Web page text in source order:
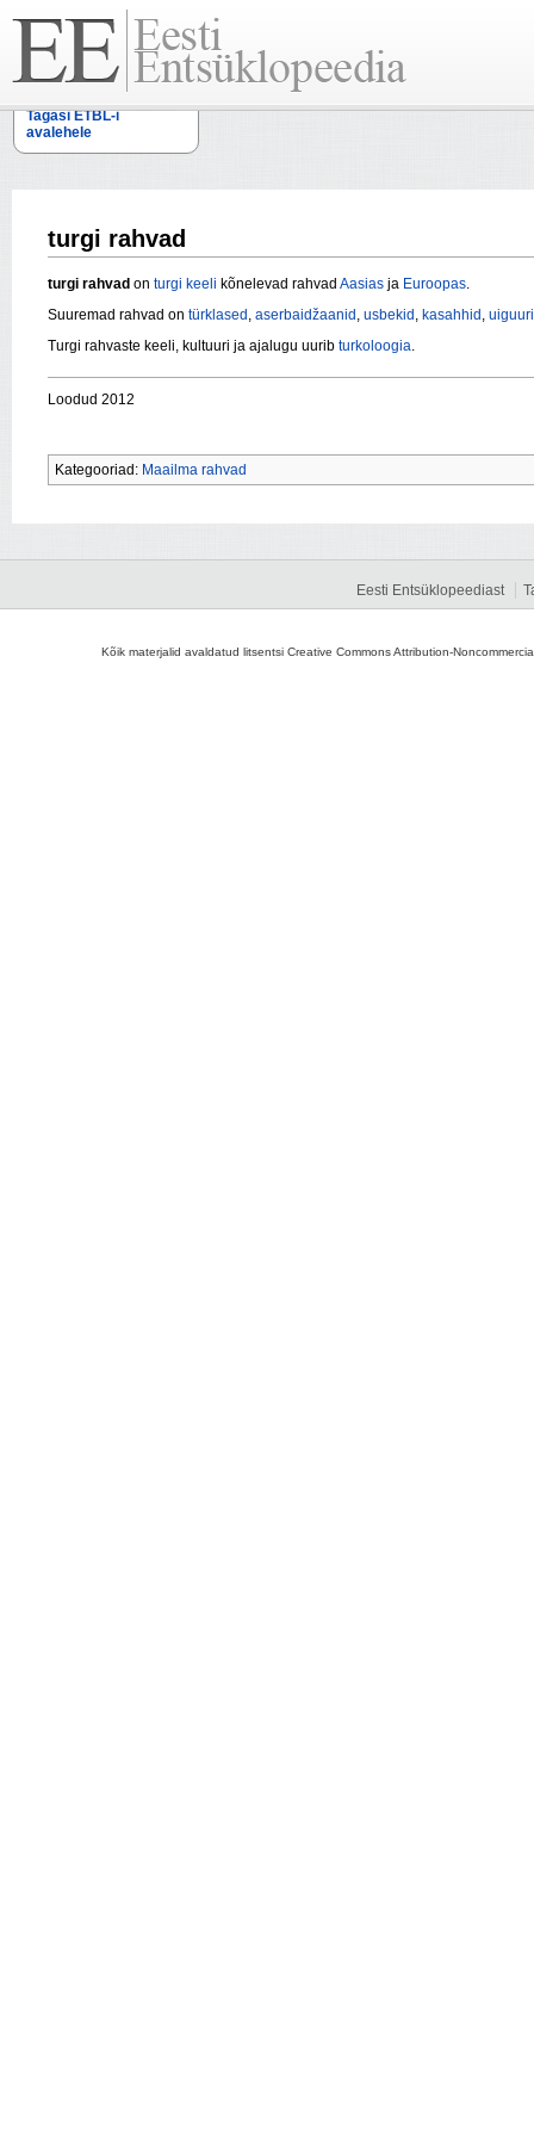
Tagasi ETBL-i
avalehele
turgi rahvad
turgi rahvad on turgi keeli kõnelevad rahvad Aasias ja Euroopas.
Suuremad rahvad on türklased , aserbaidžaanid , usbekid , kasahhid ,
Turgi rahvaste keeli, kultuuri ja ajalugu uurib turkoloogia.
Loodud 2012
Kategooriad: Maailma rahvad
Eesti Entsüklopeediast
Kõik materjalid avaldatud litsentsi Creative Commons Attribution-